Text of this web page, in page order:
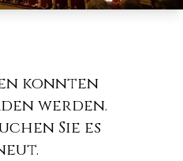
konnten
werden.
Sie es